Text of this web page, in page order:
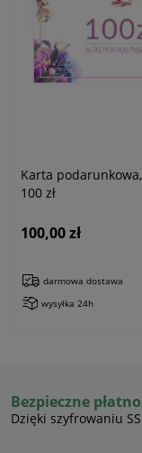
Karta
100 zł
100,00 zł
darmowa dostawa
wysyłka 24h
Bezpieczne
Dzięki szyfrowaniu